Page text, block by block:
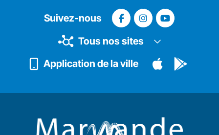
Suivez-nous
Tous nos sites
Application de la ville